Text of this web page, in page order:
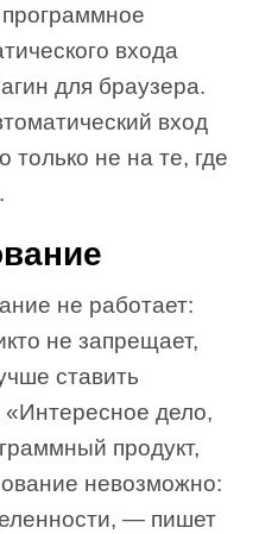
входа
для браузера.
вход
не на те, где
не работает:
не запрещает,
ставить
дело,
продукт,
невозможно:
— пишет